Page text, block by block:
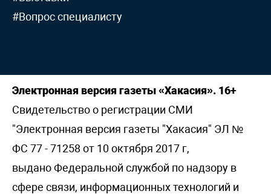
#Вопрос специалисту
Электронная версия газеты «Хакасия». 16+
Свидетельство о регистрации СМИ
"Электронная версия газеты "Хакасия" ЭЛ №
ФС 77 - 71258 от 10 октября 2017 г,
выдано Федеральной службой по надзору в
сфере связи, информационных технологий и